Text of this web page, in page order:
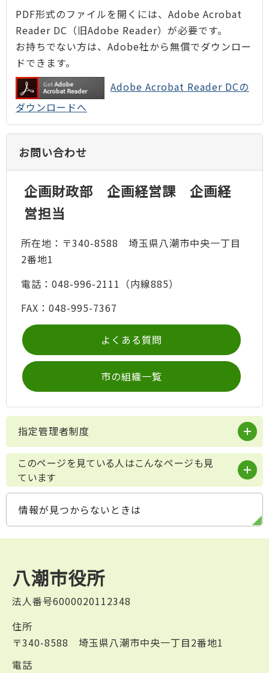
PDF形式のファイルを開くには、Adobe Acrobat
Reader DC（旧Adobe Reader）が必要です。
お持ちでない方は、Adobe社から無償でダウンロー
ドできます。
Adobe Acrobat Reader DCの
ダウンロードへ
お問い合わせ
企画財政部 企画経営課 企画経
営担当
所在地：〒340-8588 埼玉県八潮市中央一丁目
2番地1
電話：048-996-2111（内線885）
FAX：048-995-7367
よくある質問
市の組織一覧
指定管理者制度
このページを見ている人はこんなページも見
ています
情報が見つからないときは
八潮市役所
法人番号6000020112348
住所
〒340-8588 埼玉県八潮市中央一丁目2番地1
電話